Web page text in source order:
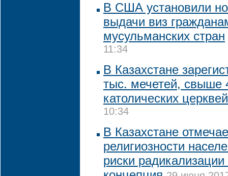
В США установили
выдачи виз
мусульманских стран
11:34
В Казахстане
тыс. мечетей, свыше
католических церквей
10:34
В Казахстане
религиозности
риски